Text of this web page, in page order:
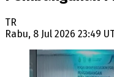
TR
Rabu, 8 Jul 2026 23:49